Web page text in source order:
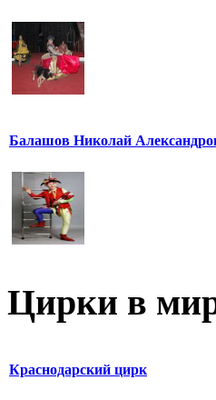
Балашов Николай
Цирки в
Краснодарский цирк